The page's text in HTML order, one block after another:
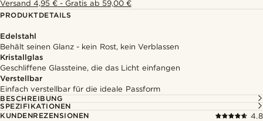
Versand 4,95 € - Gratis ab 59,00 €
PRODUKTDETAILS
Edelstahl
Behält seinen Glanz - kein Rost, kein Verblassen
Kristallglas
Geschliffene Glassteine, die das Licht einfangen
Verstellbar
Einfach verstellbar für die ideale Passform
BESCHREIBUNG
SPEZIFIKATIONEN
KUNDENREZENSIONEN
4.8